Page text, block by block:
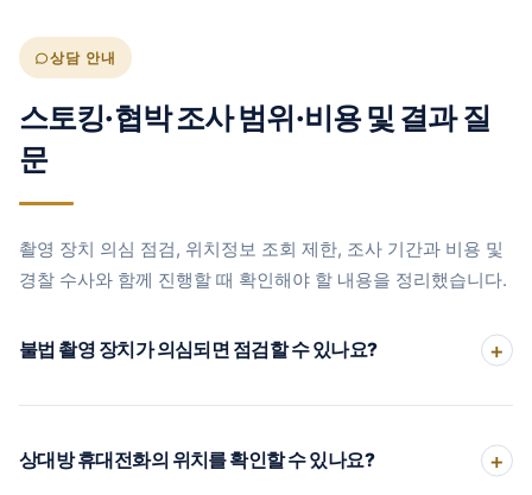
상담 안내
스토킹·협박 조사 범위·비용 및 결과 질
문
촬영 장치 의심 점검, 위치정보 조회 제한, 조사 기간과 비용 및
경찰 수사와 함께 진행할 때 확인해야 할 내용을 정리했습니다.
불법 촬영 장치가 의심되면 점검할 수 있나요?
상대방 휴대전화의 위치를 확인할 수 있나요?